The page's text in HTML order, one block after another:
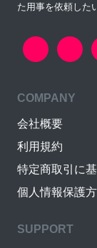
た用事を依頼した
COMPANY
会社概要
利用規約
特定商取引に
個人情報保護
SUPPORT